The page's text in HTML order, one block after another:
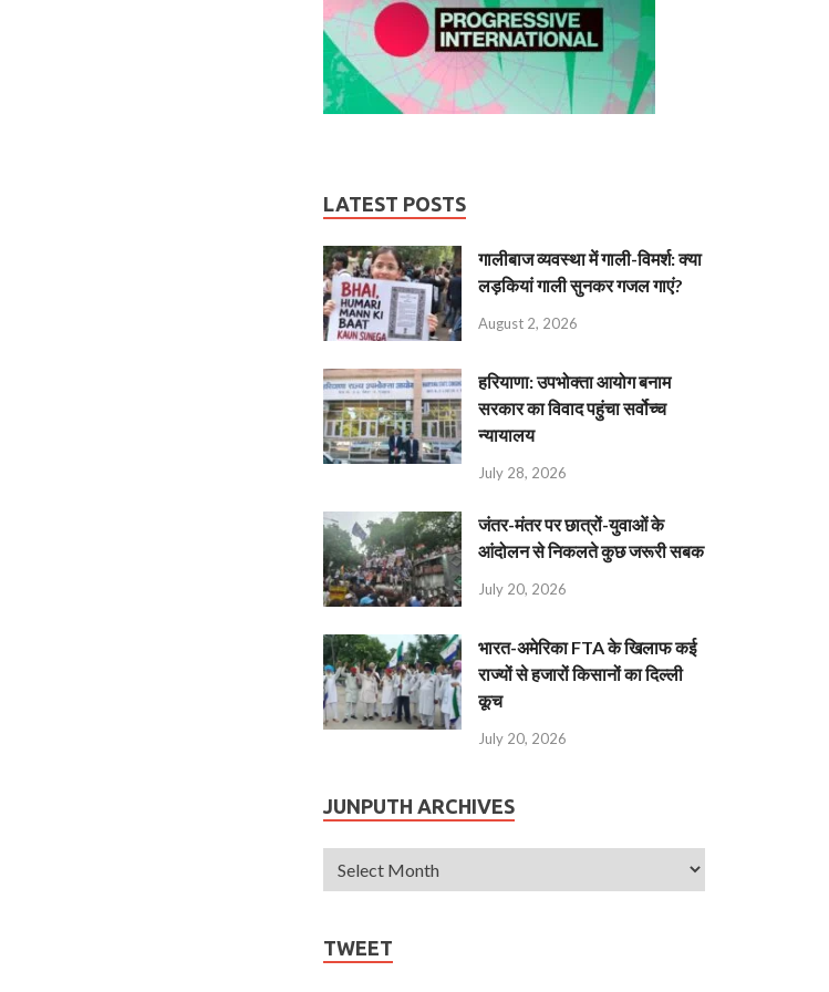
LATEST POSTS
गालीबाज व्‍यवस्‍था में गाली-विमर्श: क्या
लड़कियां गाली सुनकर गजल गाएं?
August 2, 2026
हरियाणा: उपभोक्ता आयोग बनाम
सरकार का विवाद पहुंचा सर्वोच्च
न्यायालय
July 28, 2026
जंतर-मंतर पर छात्रों-युवाओं के
आंदोलन से निकलते कुछ जरूरी सबक
July 20, 2026
भारत-अमेरिका FTA के खिलाफ कई
राज्यों से हजारों किसानों का दिल्ली
कूच
July 20, 2026
JUNPUTH ARCHIVES
TWEET